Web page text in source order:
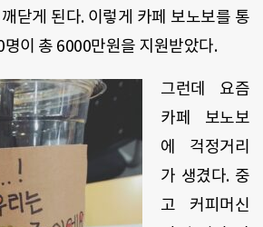
닫게 된다. 이렇게 카페 보노보를 통
명이 총 6000만원을 지원받았다.
그런데 요즘
카페 보노보
에 걱정거리
가 생겼다. 중
고 커피머신